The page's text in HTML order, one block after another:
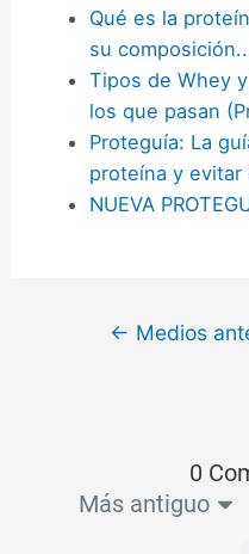
Qué es la
su
Tipos de Whey
los que pasan
Proteguía: La
proteína y evitar
NUEVA
← Medios
0
Más antiguo